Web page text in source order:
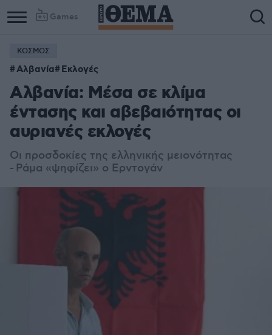
Games
ΚΟΣΜΟΣ
Αλβανία Εκλογές
Αλβανία: Μέσα σε κλίμα
έντασης και αβεβαιότητας οι
αυριανές εκλογές
Οι προσδοκίες της ελληνικής μειονότητας
- Ράμα «ψηφίζει» ο Ερντογάν